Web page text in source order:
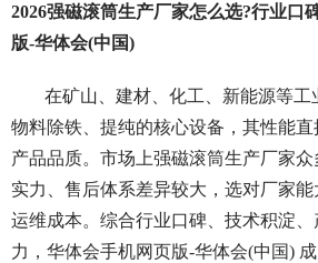
2026强磁滚筒生产厂家怎么选?行业口
版-华体会(中国)
在矿山、建材、化工、新能源等工
物料除铁、提纯的核心设备，其性能
产品品质。市场上强磁滚筒生产厂家
实力、售后体系差异较大，选对厂家
运维成本。综合行业口碑、技术积淀
力，华体会手机网页版-华体会(中国)